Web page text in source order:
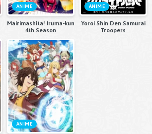
ANIME
Mairimashita! Iruma-kun
4th Season
ANIME
Yoroi Shin Den Samurai
Troopers
ANIME